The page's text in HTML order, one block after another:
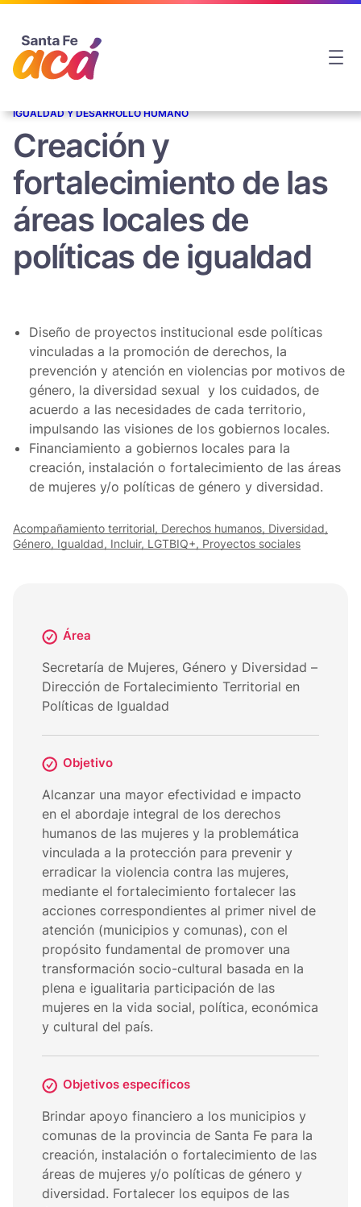
IGUALDAD Y DESARROLLO HUMANO
Creación y
fortalecimiento de las
áreas locales de
políticas de igualdad
Diseño de proyectos institucional esde políticas
vinculadas a la promoción de derechos, la
prevención y atención en violencias por motivos de
género, la diversidad sexual y los cuidados, de
acuerdo a las necesidades de cada territorio,
impulsando las visiones de los gobiernos locales.
Financiamiento a gobiernos locales para la
creación, instalación o fortalecimiento de las áreas
de mujeres y/o políticas de género y diversidad.
Acompañamiento territorial, Derechos humanos, Diversidad,
Género, Igualdad, Incluir, LGTBIQ+, Proyectos sociales
Área
Secretaría de Mujeres, Género y Diversidad –
Dirección de Fortalecimiento Territorial en
Políticas de Igualdad
Objetivo
Alcanzar una mayor efectividad e impacto
en el abordaje integral de los derechos
humanos de las mujeres y la problemática
vinculada a la protección para prevenir y
erradicar la violencia contra las mujeres,
mediante el fortalecimiento fortalecer las
acciones correspondientes al primer nivel de
atención (municipios y comunas), con el
propósito fundamental de promover una
transformación socio-cultural basada en la
plena e igualitaria participación de las
mujeres en la vida social, política, económica
y cultural del país.
Objetivos específicos
Brindar apoyo financiero a los municipios y
comunas de la provincia de Santa Fe para la
creación, instalación o fortalecimiento de las
áreas de mujeres y/o políticas de género y
diversidad. Fortalecer los equipos de las